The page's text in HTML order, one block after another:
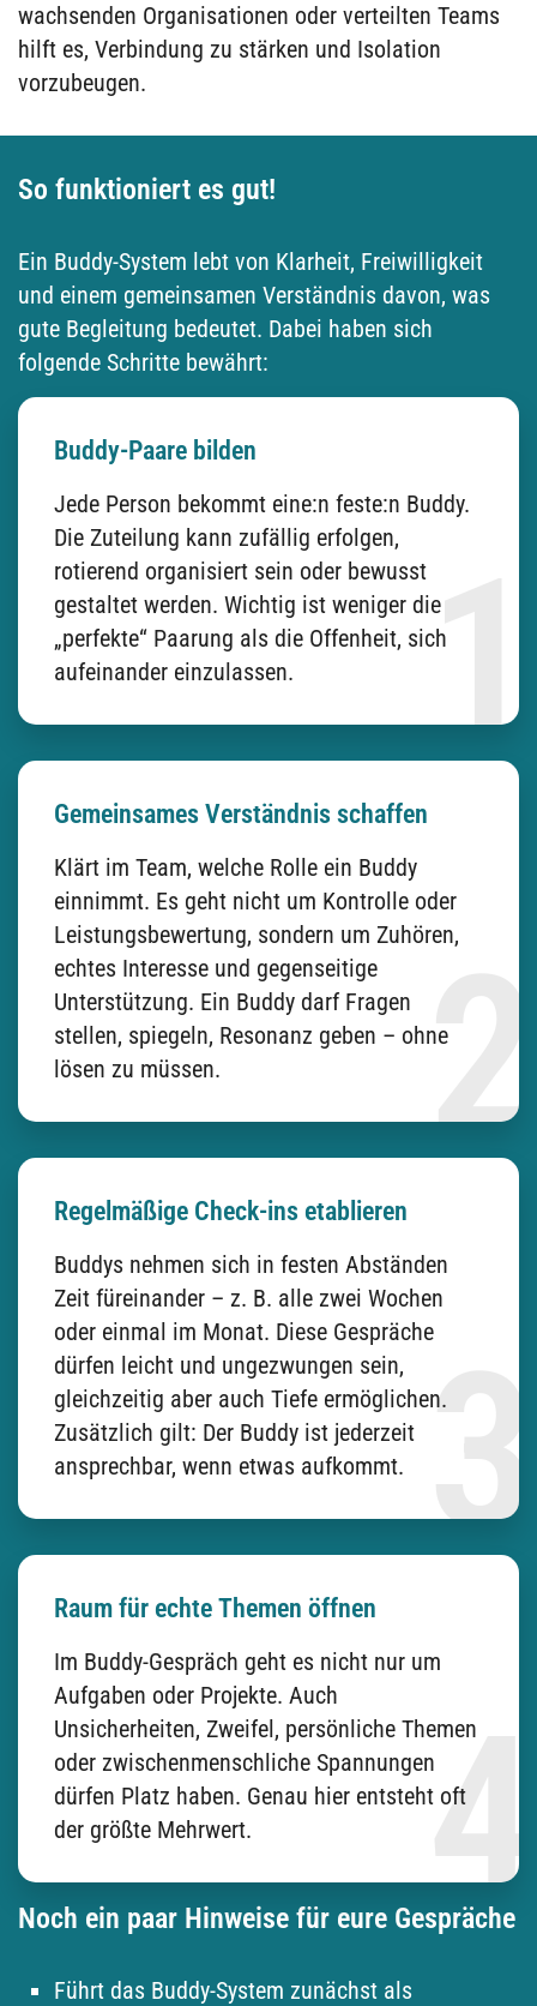
wachsenden Organisationen oder verteilten Teams
hilft es, Verbindung zu stärken und Isolation
vorzubeugen.
So funktioniert es gut!
Ein Buddy-System lebt von Klarheit, Freiwilligkeit
und einem gemeinsamen Verständnis davon, was
gute Begleitung bedeutet. Dabei haben sich
folgende Schritte bewährt:
Buddy-Paare bilden
Jede Person bekommt eine:n feste:n Buddy.
Die Zuteilung kann zufällig erfolgen,
rotierend organisiert sein oder bewusst
gestaltet werden. Wichtig ist weniger die
„perfekte“ Paarung als die Offenheit, sich
aufeinander einzulassen.
Gemeinsames Verständnis schaffen
Klärt im Team, welche Rolle ein Buddy
einnimmt. Es geht nicht um Kontrolle oder
Leistungsbewertung, sondern um Zuhören,
echtes Interesse und gegenseitige
Unterstützung. Ein Buddy darf Fragen
stellen, spiegeln, Resonanz geben – ohne
lösen zu müssen.
Regelmäßige Check-ins etablieren
Buddys nehmen sich in festen Abständen
Zeit füreinander – z. B. alle zwei Wochen
oder einmal im Monat. Diese Gespräche
dürfen leicht und ungezwungen sein,
gleichzeitig aber auch Tiefe ermöglichen.
Zusätzlich gilt: Der Buddy ist jederzeit
ansprechbar, wenn etwas aufkommt.
Raum für echte Themen öffnen
Im Buddy-Gespräch geht es nicht nur um
Aufgaben oder Projekte. Auch
Unsicherheiten, Zweifel, persönliche Themen
oder zwischenmenschliche Spannungen
dürfen Platz haben. Genau hier entsteht oft
der größte Mehrwert.
Noch ein paar Hinweise für eure Gespräche
Führt das Buddy-System zunächst als